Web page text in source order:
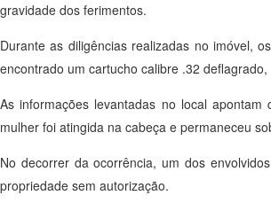
gravidade dos ferimentos.
Durante as diligências realizadas no imóvel,
encontrado um cartucho calibre .32
As informações levantadas no local
mulher foi atingida na cabeça e permaneceu
No decorrer da ocorrência, um dos
propriedade sem autorização.